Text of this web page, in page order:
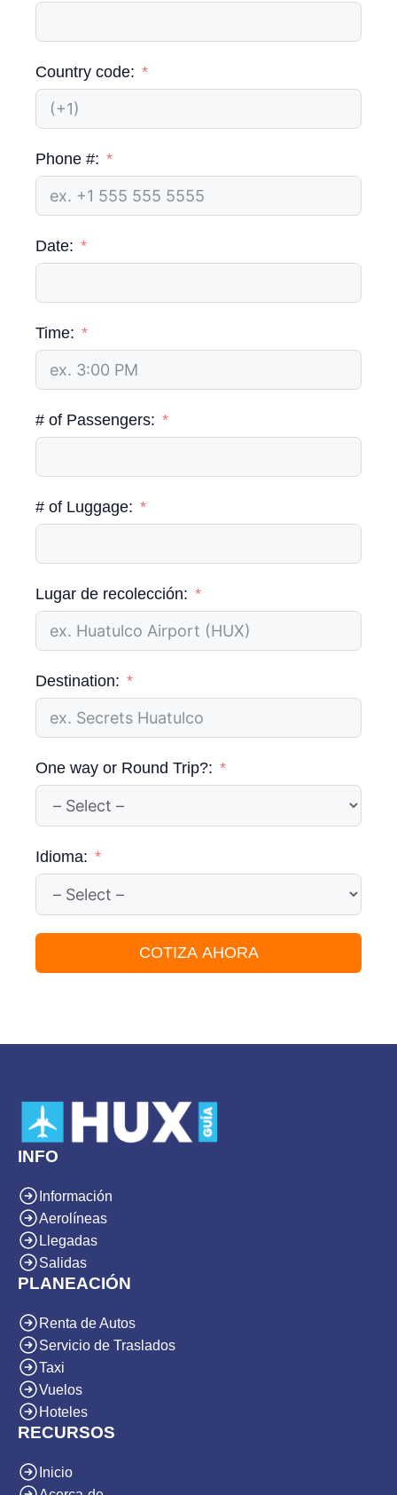
Country code:
Phone #:
Date:
Time:
# of Passengers:
# of Luggage:
Lugar de recolección:
Destination:
One way or Round Trip?:
Idioma:
COTIZA AHORA
r
n
a
i
v
INFO
Información
Aerolíneas
Llegadas
Salidas
PLANEACIÓN
Renta de Autos
Servicio de Traslados
Taxi
Vuelos
Hoteles
RECURSOS
Inicio